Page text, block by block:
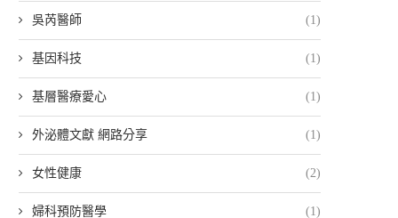
吳芮醫師 (1)
基因科技 (1)
基層醫療愛心 (1)
外泌體文獻 網路分享 (1)
女性健康 (2)
婦科預防醫學 (1)